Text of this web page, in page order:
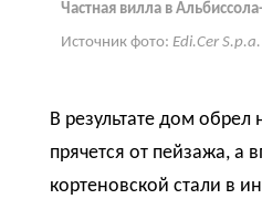
Частная вилла в
Источник фото: Edi.Cer S.p.a.
В результате дом
прячется от пейзажа, а
кортеновской стали в